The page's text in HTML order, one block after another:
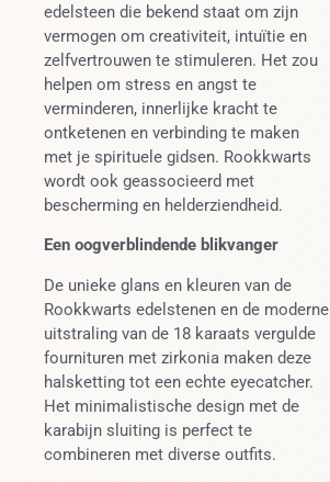
edelsteen die bekend staat om zijn
vermogen om creativiteit, intuïtie en
zelfvertrouwen te stimuleren. Het zou
helpen om stress en angst te
verminderen, innerlijke kracht te
ontketenen en verbinding te maken
met je spirituele gidsen. Rookkwarts
wordt ook geassocieerd met
bescherming en helderziendheid.
Een oogverblindende blikvanger
De unieke glans en kleuren van de
Rookkwarts edelstenen en de moderne
uitstraling van de 18 karaats vergulde
fournituren met zirkonia maken deze
halsketting tot een echte eyecatcher.
Het minimalistische design met de
karabijn sluiting is perfect te
combineren met diverse outfits.